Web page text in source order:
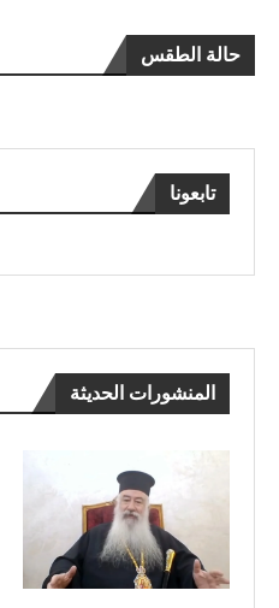
حالة الطقس
تابعونا
المنشورات الحديثة